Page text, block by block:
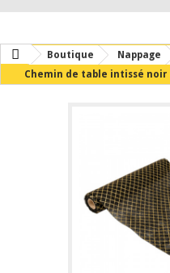
Boutique Nappage
Chemin de table intissé